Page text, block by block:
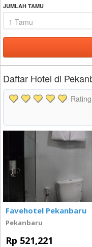
JUMLAH TAMU
Daftar Hotel di
Rating
Favehotel Pekanbaru
Pekanbaru
Rp 521,221